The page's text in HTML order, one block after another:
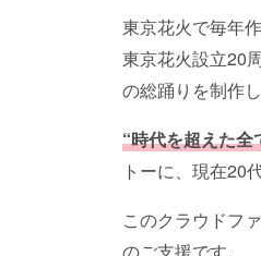
東京花火で毎年
東京花火設立20
の総踊りを制作
“時代を超えた
トーに、現在20
このクラウドフ
のご支援です。